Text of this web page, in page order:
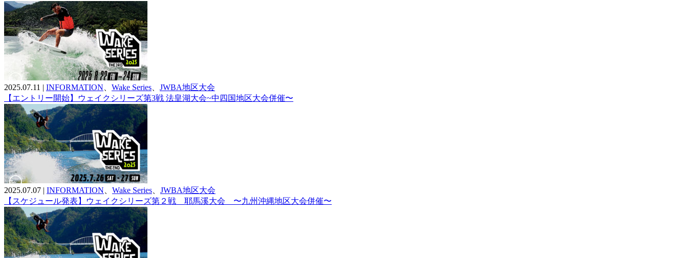
2025.07.11 | INFORMATION Wake Series
JWBA地区大会
【エントリー開始】ウェイクシリーズ第3戦 法皇湖大会~中四国地区大会併催〜
2025.07.07 | INFORMATION Wake Series
JWBA地区大会
【スケジュール発表】ウェイクシリーズ第２戦 耶馬溪大会 〜九州沖縄地区大会併催〜